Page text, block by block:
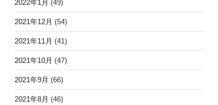
2022年1月 (49)
2021年12月 (54)
2021年11月 (41)
2021年10月 (47)
2021年9月 (66)
2021年8月 (46)